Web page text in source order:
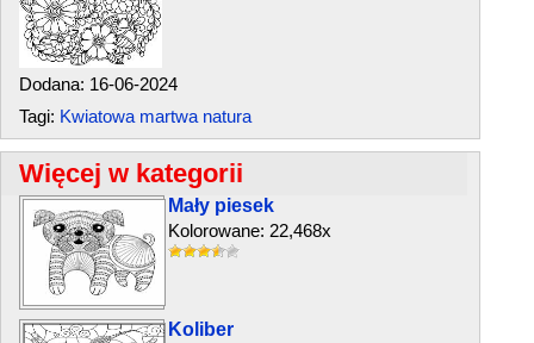
Dodana: 16-06-2024
Tagi: Kwiatowa martwa natura
Więcej w kategorii
Mały piesek
Kolorowane: 22,468x
Koliber